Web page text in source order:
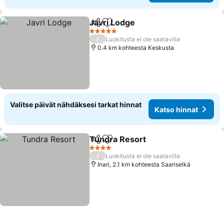
Jaa Lisää suosikkeihin
Javri Lodge
5 Tähtiluokitus
/
Luokitusta ei ole saatavilla
0.4 km kohteesta Keskusta
Valitse päivät nähdäksesi tarkat hinnat
Katso hinnat
Jaa Lisää suosikkeihin
Tundra Resort
4 Tähtiluokitus
/
Luokitusta ei ole saatavilla
Inari, 2.1 km kohteesta Saariselkä